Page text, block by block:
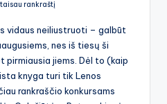
rankraštį
vidaus neiliustruoti – galbūt
nes iš tiesų ši
pirmiausia jiems. Dėl to (kaip
knyga turi tik Lenos
rankraščio konkursams